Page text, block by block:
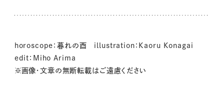
horoscope：暮れの酉 illustration：Kaoru Konagai
edit：Miho Arima
※画像・文章の無断転載はご遠慮ください